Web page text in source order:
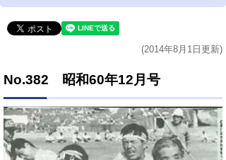
(2014年8月1日更新)
No.382 昭和60年12月号